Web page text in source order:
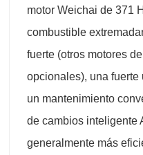
motor Weichai de 371
combustible
fuerte (otros motores
opcionales), una
un mantenimiento
de cambios inteligente
generalmente más